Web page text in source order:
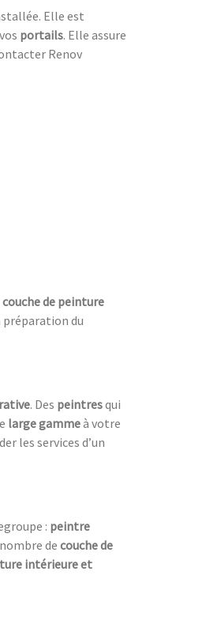
Elle est
portails. Elle assure
Renov
couche de peinture
du
. Des peintresqui
large gammeà votre
les services d’un
: peintre
de couche de
intérieure et